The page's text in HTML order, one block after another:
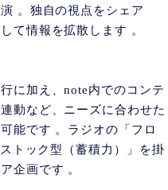
。独自の視点をシェア
て情報を拡散します 。
に加え、note内でのコンテ
動など、ニーズに合わせた
能です 。ラジオの「フロ
トック型（蓄積力）」を掛
企画です 。